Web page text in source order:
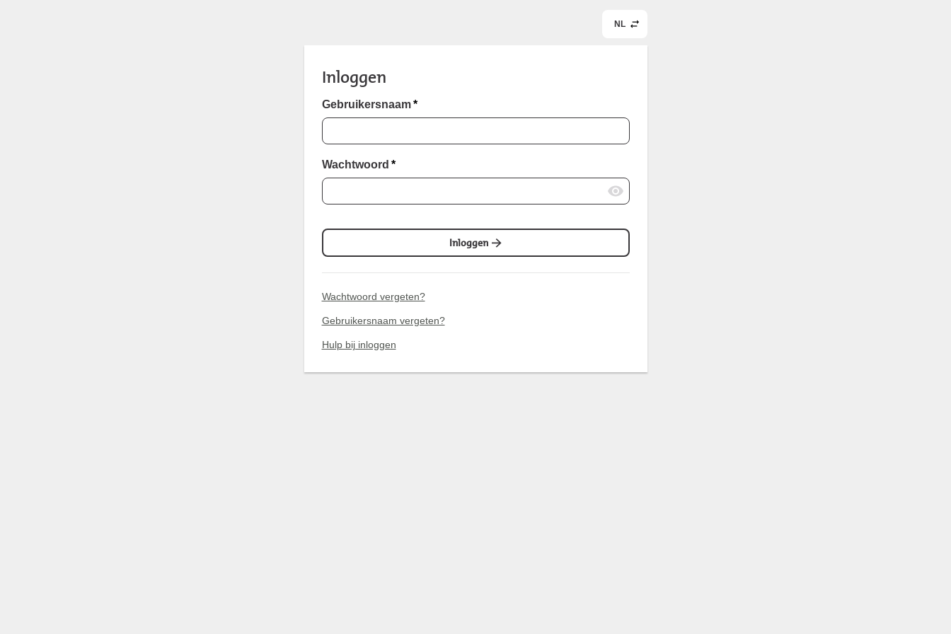
NL
Inloggen
Gebruikersnaam *
Wachtwoord *
Inloggen
Wachtwoord vergeten?
Gebruikersnaam vergeten?
Hulp bij inloggen